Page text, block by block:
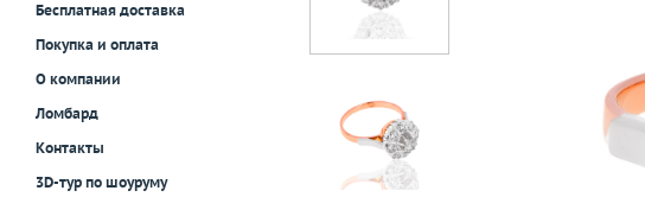
Бесплатная доставка
Покупка и оплата
О компании
Ломбард
Контакты
3D-тур по шоуруму